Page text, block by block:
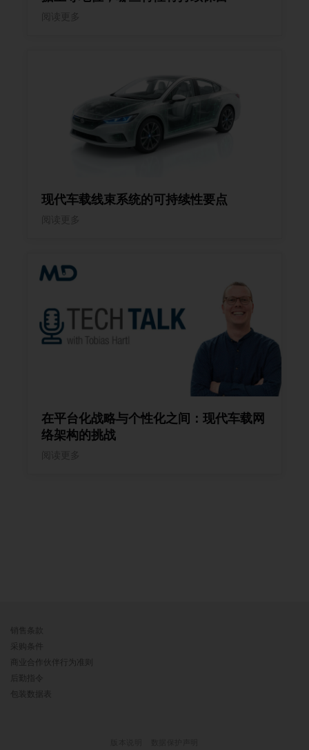
现代车载线束系统的可持续性要点
在平台化战略与个性化之间：现代车载网
络架构的挑战
销售条款
采购条件
商业合作伙伴行为准则
后勤指令
包装数据表